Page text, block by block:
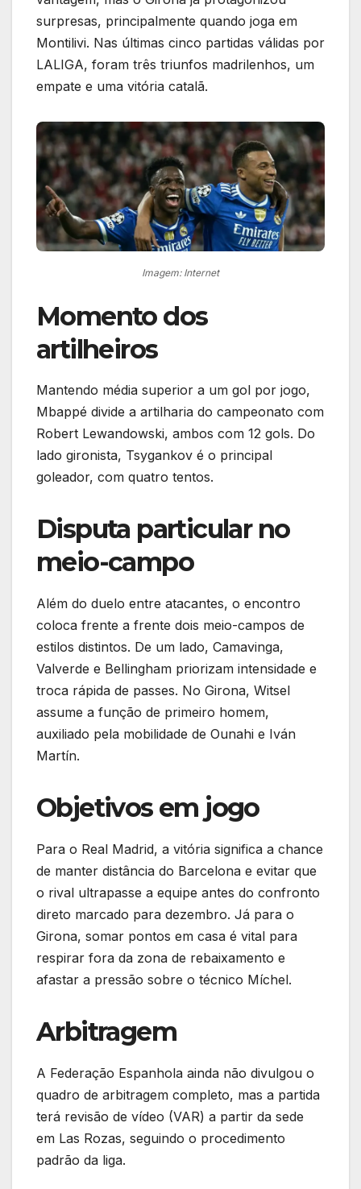
surpresas, principalmente quando joga em
Montilivi. Nas últimas cinco partidas válidas por
LALIGA, foram três triunfos madrilenhos, um
empate e uma vitória catalã.
Imagem: Internet
Momento dos
artilheiros
Mantendo média superior a um gol por jogo,
Mbappé divide a artilharia do campeonato com
Robert Lewandowski, ambos com 12 gols. Do
lado gironista, Tsygankov é o principal
goleador, com quatro tentos.
Disputa particular no
meio-campo
Além do duelo entre atacantes, o encontro
coloca frente a frente dois meio-campos de
estilos distintos. De um lado, Camavinga,
Valverde e Bellingham priorizam intensidade e
troca rápida de passes. No Girona, Witsel
assume a função de primeiro homem,
auxiliado pela mobilidade de Ounahi e Iván
Martín.
Objetivos em jogo
Para o Real Madrid, a vitória significa a chance
de manter distância do Barcelona e evitar que
o rival ultrapasse a equipe antes do confronto
direto marcado para dezembro. Já para o
Girona, somar pontos em casa é vital para
respirar fora da zona de rebaixamento e
afastar a pressão sobre o técnico Míchel.
Arbitragem
A Federação Espanhola ainda não divulgou o
quadro de arbitragem completo, mas a partida
terá revisão de vídeo (VAR) a partir da sede
em Las Rozas, seguindo o procedimento
padrão da liga.